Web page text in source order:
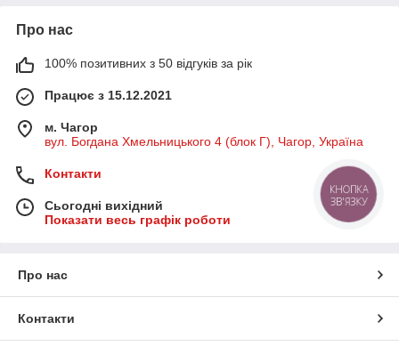
Про нас
100% позитивних з 50 відгуків за рік
Працює з 15.12.2021
м. Чагор
вул. Богдана Хмельницького 4 (блок Г), Чагор, Україна
Контакти
Сьогодні вихідний
Показати весь графік роботи
Про нас
Контакти
КНОПКА
ЗВ'ЯЗКУ